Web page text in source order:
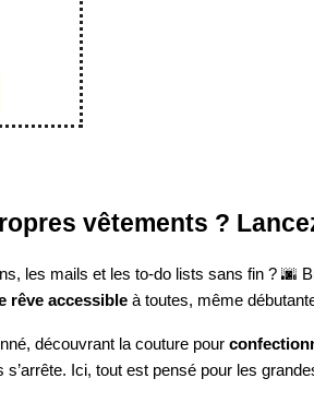
vêtements ?
les mails et les to-do lists sans fin ?
rêve accessible à toutes, même
découvrant la couture pour
Ici, tout est pensé pour les